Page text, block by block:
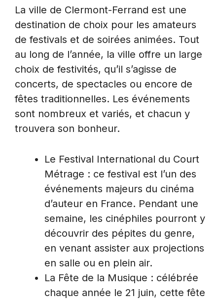
La ville de Clermont-Ferrand est une
destination de choix pour les amateurs
de festivals et de soirées animées. Tout
au long de l’année, la ville offre un large
choix de festivités, qu’il s’agisse de
concerts, de spectacles ou encore de
fêtes traditionnelles. Les événements
sont nombreux et variés, et chacun y
trouvera son bonheur.
Le Festival International du Court
Métrage : ce festival est l’un des
événements majeurs du cinéma
d’auteur en France. Pendant une
semaine, les cinéphiles pourront y
découvrir des pépites du genre,
en venant assister aux projections
en salle ou en plein air.
La Fête de la Musique : célébrée
chaque année le 21 juin, cette fête